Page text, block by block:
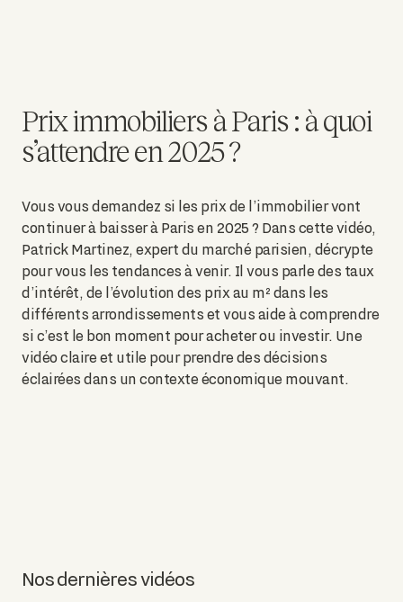
Prix immobiliers à Paris : à quoi
s’attendre en 2025 ?
Vous vous demandez si les prix de l’immobilier vont
continuer à baisser à Paris en 2025 ? Dans cette vidéo,
Patrick Martinez, expert du marché parisien, décrypte
pour vous les tendances à venir. Il vous parle des taux
d’intérêt, de l’évolution des prix au m² dans les
différents arrondissements et vous aide à comprendre
si c’est le bon moment pour acheter ou investir. Une
vidéo claire et utile pour prendre des décisions
éclairées dans un contexte économique mouvant.
Nos dernières vidéos